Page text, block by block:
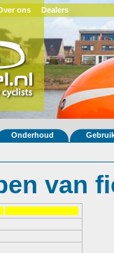
ons Dealers
Onderhoud
van